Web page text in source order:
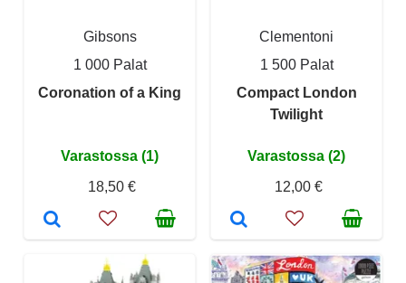
Gibsons
1 000 Palat
Coronation of a King
Varastossa (1)
18,50 €
Clementoni
1 500 Palat
Compact London
Twilight
Varastossa (2)
12,00 €